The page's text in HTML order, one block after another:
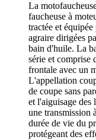
La
faucheuse à
tractée et
agraire dirigées
bain d'huile. La
série et comprise
frontale avec un
L'appellation
de coupe sans
et l'aiguisage des
une transmission
durée de vie du
protégeant des